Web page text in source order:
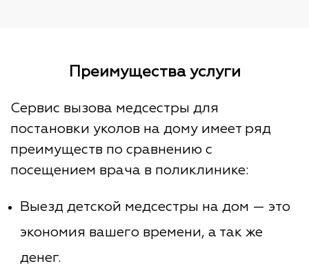
Преимущества услуги
Сервис вызова медсестры для
постановки уколов на дому имеет ряд
преимуществ по сравнению с
посещением врача в поликлинике:
Выезд детской медсестры на дом — это
экономия вашего времени, а так же
денег.